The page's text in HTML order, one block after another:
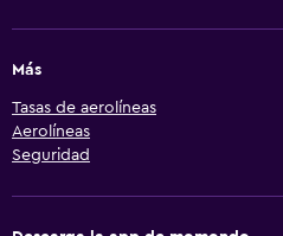
Más
Tasas de aerolíneas
Aerolíneas
Seguridad